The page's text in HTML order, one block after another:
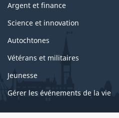
Argent et finance
Science et innovation
Autochtones
Vétérans et militaires
Jeunesse
Gérer les événements de la vie